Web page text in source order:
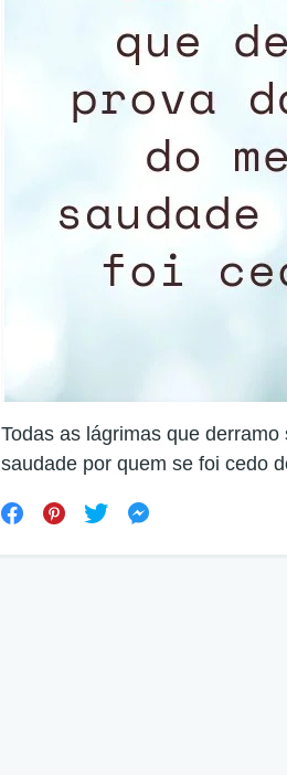
Todas as lágrimas que
saudade por quem se foi cedo